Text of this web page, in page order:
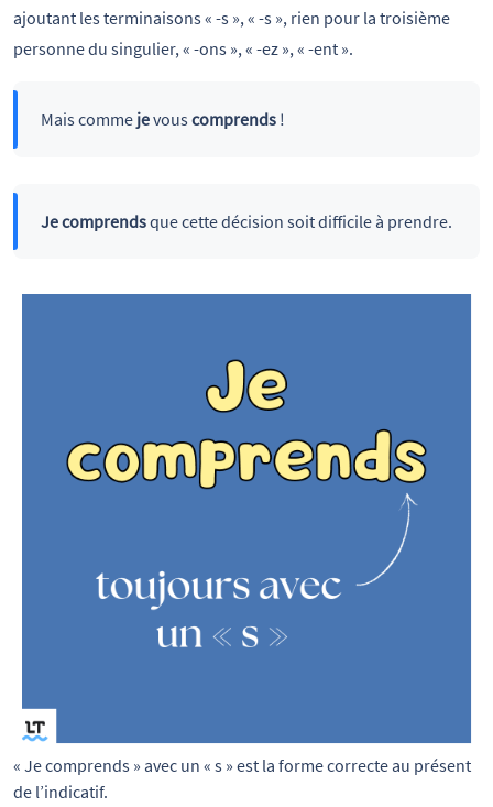
ajoutant les terminaisons « -s », « -s », rien pour la troisième
personne du singulier, « -ons », « -ez », « -ent ».
Mais comme jevous comprends!
Je comprendsque cette décision soit difficile à prendre.
« Je comprends » avec un « s » est la forme correcte au présent
de l’indicatif.